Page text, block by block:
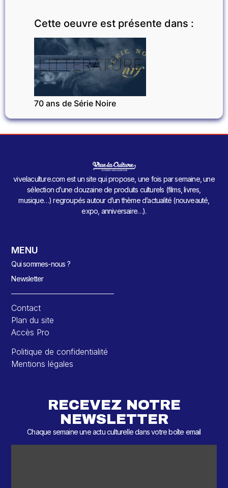
Cette oeuvre est présente dans :
LITTÉRATURE
70 ans de Série Noire
vivelaculture.com est un site qui propose, une fois par semaine, une
sélection d’une douzaine de produits culturels (films, livres,
musique…) regroupés autour d’un thème d’actualité (nouveauté,
expo, anniversaire…).
MENU
Qui sommes-nous ?
Newsletter
Contact
Plan du site
Accès Pro
Politique de confidentialité
Mentions légales
RECEVEZ NOTRE
NEWSLETTER
Chaque semaine une actu culturelle dans votre boîte email